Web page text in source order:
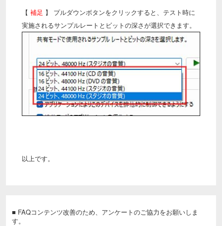
【 補足 】 プルダウンボタンをクリックすると、テスト時に
実施されるサンプルレートとビットの深さが選択できます。
以上です。
■ FAQコンテンツ改善のため、アンケートのご協力をお願いしま
す。